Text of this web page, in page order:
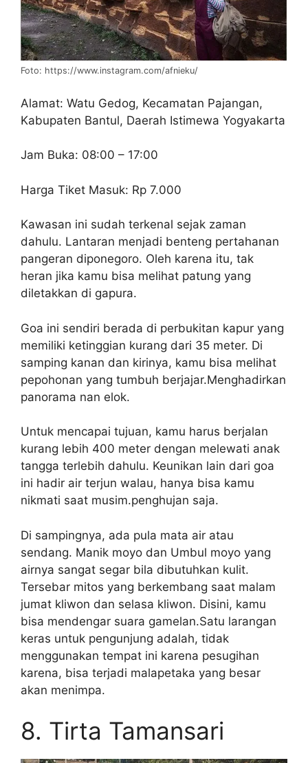
Foto: https://www.instagram.com/afnieku/
Alamat: Watu Gedog, Kecamatan Pajangan,
Kabupaten Bantul, Daerah Istimewa Yogyakarta
Jam Buka: 08:00 – 17:00
Harga Tiket Masuk: Rp 7.000
Kawasan ini sudah terkenal sejak zaman
dahulu. Lantaran menjadi benteng pertahanan
pangeran diponegoro. Oleh karena itu, tak
heran jika kamu bisa melihat patung yang
diletakkan di gapura.
Goa ini sendiri berada di perbukitan kapur yang
memiliki ketinggian kurang dari 35 meter. Di
samping kanan dan kirinya, kamu bisa melihat
pepohonan yang tumbuh berjajar.Menghadirkan
panorama nan elok.
Untuk mencapai tujuan, kamu harus berjalan
kurang lebih 400 meter dengan melewati anak
tangga terlebih dahulu. Keunikan lain dari goa
ini hadir air terjun walau, hanya bisa kamu
nikmati saat musim.penghujan saja.
Di sampingnya, ada pula mata air atau
sendang. Manik moyo dan Umbul moyo yang
airnya sangat segar bila dibutuhkan kulit.
Tersebar mitos yang berkembang saat malam
jumat kliwon dan selasa kliwon. Disini, kamu
bisa mendengar suara gamelan.Satu larangan
keras untuk pengunjung adalah, tidak
menggunakan tempat ini karena pesugihan
karena, bisa terjadi malapetaka yang besar
akan menimpa.
8. Tirta Tamansari